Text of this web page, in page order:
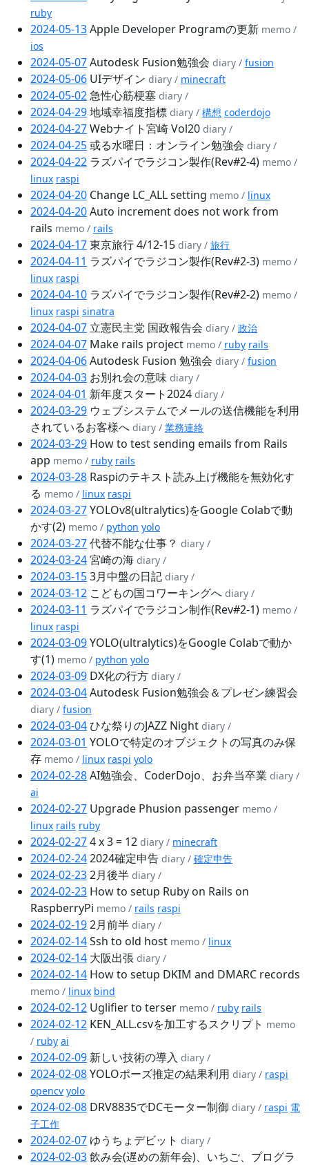
ruby
2024-05-13Apple Developer Programの更新 memo /
ios
2024-05-07Autodesk Fusion勉強会 diary / fusion
2024-05-06 UIデザイン diary / minecraft
2024-05-02急性心筋梗塞 diary /
2024-04-29地域幸福度指標 diary / 構想 coderdojo
2024-04-27Webナイト宮崎 Vol20 diary /
2024-04-25或る水曜日：オンライン勉強会 diary /
2024-04-22 ラズパイでラジコン製作(Rev#2-4) memo /
linux raspi
2024-04-20 Change LC_ALL setting memo / linux
2024-04-20Auto increment does not work from
rails memo / rails
2024-04-17東京旅行 4/12-15 diary / 旅行
2024-04-11 ラズパイでラジコン製作(Rev#2-3) memo /
linux raspi
2024-04-10 ラズパイでラジコン製作(Rev#2-2) memo /
linux raspi sinatra
2024-04-07 立憲民主党 国政報告会 diary / 政治
2024-04-07 Make rails project memo / ruby rails
2024-04-06Autodesk Fusion 勉強会 diary / fusion
2024-04-03 お別れ会の意味 diary /
2024-04-01 新年度スタート2024 diary /
2024-03-29 ウェブシステムでメールの送信機能を利用
されているお客様へ diary / 業務連絡
2024-03-29 How to test sending emails from Rails
app memo / ruby rails
2024-03-28 Raspiのテキスト読み上げ機能を無効化す
る memo / linux raspi
2024-03-27YOLOv8(ultralytics)をGoogle Colabで動
かす(2) memo / python yolo
2024-03-27代替不能な仕事？ diary /
2024-03-24宮崎の海 diary /
2024-03-153月中盤の日記 diary /
2024-03-12 こどもの国コワーキングへ diary /
2024-03-11 ラズパイでラジコン制作(Rev#2-1) memo /
linux raspi
2024-03-09YOLO(ultralytics)をGoogle Colabで動か
す(1) memo / python yolo
2024-03-09 DX化の行方 diary /
2024-03-04Autodesk Fusion勉強会＆プレゼン練習会
diary / fusion
2024-03-04ひな祭りのJAZZ Night diary /
2024-03-01 YOLOで特定のオブジェクトの写真のみ保
存 memo / linux raspi yolo
2024-02-28AI勉強会、CoderDojo、お弁当卒業 diary /
ai
2024-02-27 Upgrade Phusion passenger memo /
linux rails ruby
2024-02-274 x 3 = 12 diary / minecraft
2024-02-242024確定申告 diary / 確定申告
2024-02-232月後半 diary /
2024-02-23 How to setup Ruby on Rails on
RaspberryPi memo / rails raspi
2024-02-192月前半 diary /
2024-02-14Ssh to old host memo / linux
2024-02-14 大阪出張 diary /
2024-02-14 How to setup DKIM and DMARC records
memo / linux bind
2024-02-12 Uglifier to terser memo / ruby rails
2024-02-12 KEN_ALL.csvを加工するスクリプト memo
/ ruby ai
2024-02-09 新しい技術の導入 diary /
2024-02-08YOLOポーズ推定の結果利用 diary / raspi
opencv yolo
2024-02-08 DRV8835でDCモーター制御 diary / raspi 電
子工作
2024-02-07 ゆうちょデビット diary /
2024-02-03飲み会(遅めの新年会)、いちご、プログラ